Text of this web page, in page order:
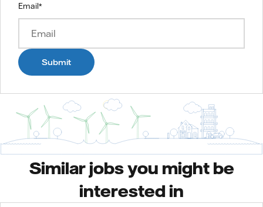
Email*
Submit
Similar jobs you might be
interested in